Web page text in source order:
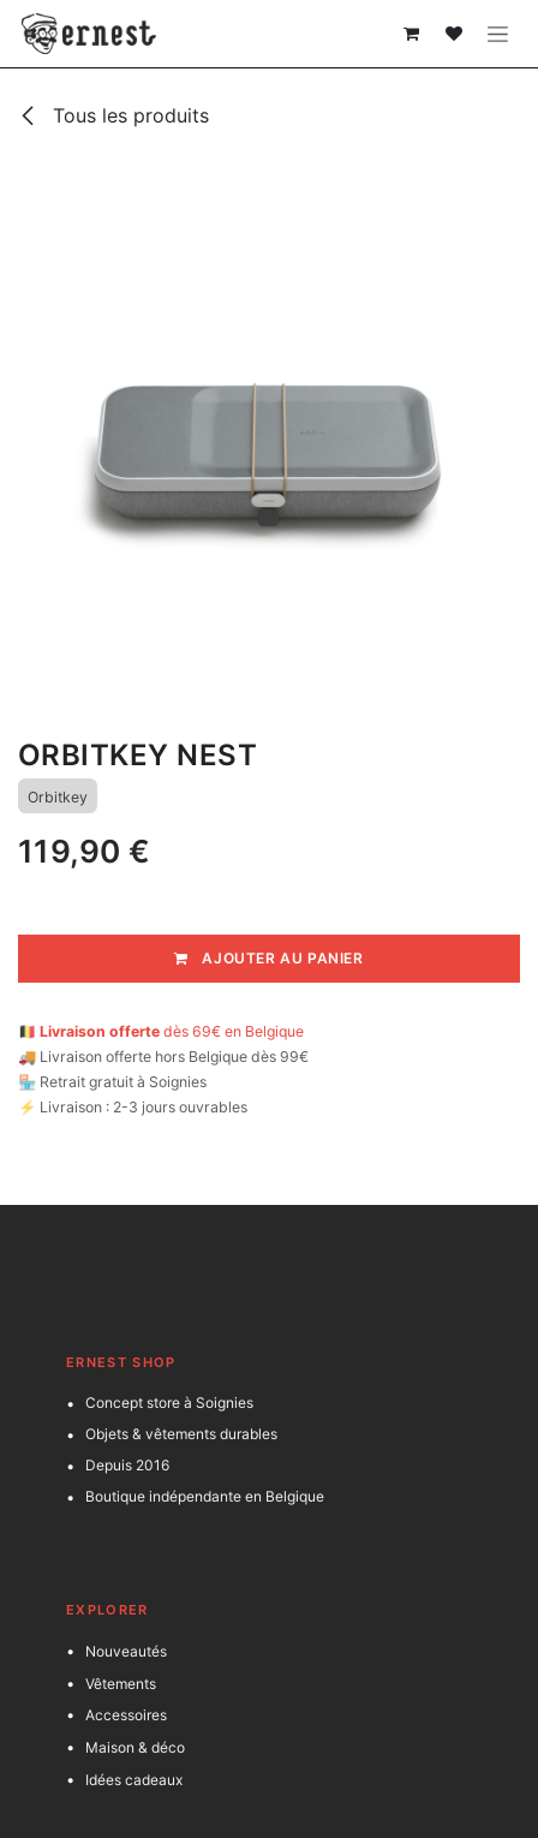
SE RENDRE AU CONTENU
Tous les produits
ORBITKEY NEST
Orbitkey
119,90 €
AJOUTER AU PANIER
🇧🇪 Livraison offerte dès 69€ en Belgique
🚚 Livraison offerte hors Belgique dès 99€
🏪 Retrait gratuit à Soignies
⚡ Livraison : 2-3 jours ouvrables
ERNEST SHOP
Concept store à Soignies
Objets & vêtements durables
Depuis 2016
Boutique indépendante en Belgique
EXPLORER
Nouveautés
Vêtements
Accessoires
Maison & déco
Idées cadeaux